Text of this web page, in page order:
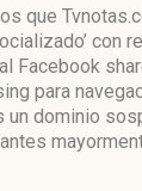
que
con
Facebook
para
un dominio